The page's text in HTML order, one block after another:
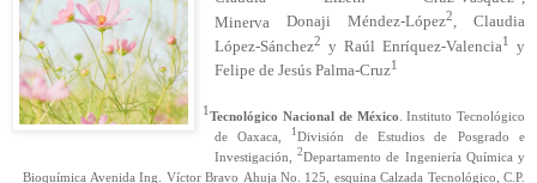
Minerva Donaji Méndez-López2, Claudia
López-Sánchez2 y Raúl Enríquez-Valencia1 y
Felipe de Jesús Palma-Cruz1
1Tecnológico Nacional de México . Instituto Tecnológico
de Oaxaca,
1División de Estudios de Posgrado e
Investigación,2Departamento de Ingeniería Química y
Bioquímica Avenida Ing. Víctor Bravo Ahuja No. 125, esquina Calzada Tecnológico, C.P.